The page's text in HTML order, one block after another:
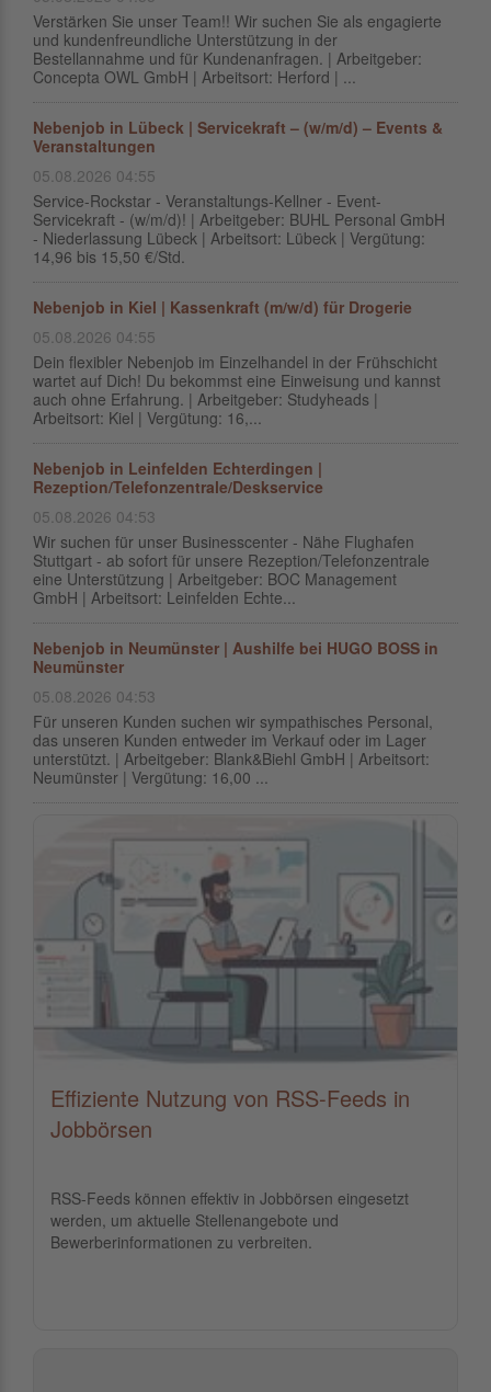
Verstärken Sie unser Team!! Wir suchen Sie als engagierte
und kundenfreundliche Unterstützung in der
Bestellannahme und für Kundenanfragen. | Arbeitgeber:
Concepta OWL GmbH | Arbeitsort: Herford | ...
Nebenjob in Lübeck | Servicekraft – (w/m/d) – Events &
Veranstaltungen
05.08.2026 04:55
Service-Rockstar - Veranstaltungs-Kellner - Event-
Servicekraft - (w/m/d)! | Arbeitgeber: BUHL Personal GmbH
- Niederlassung Lübeck | Arbeitsort: Lübeck | Vergütung:
14,96 bis 15,50 €/Std.
Nebenjob in Kiel | Kassenkraft (m/w/d) für Drogerie
05.08.2026 04:55
Dein flexibler Nebenjob im Einzelhandel in der Frühschicht
wartet auf Dich! Du bekommst eine Einweisung und kannst
auch ohne Erfahrung. | Arbeitgeber: Studyheads |
Arbeitsort: Kiel | Vergütung: 16,...
Nebenjob in Leinfelden Echterdingen |
Rezeption/Telefonzentrale/Deskservice
05.08.2026 04:53
Wir suchen für unser Businesscenter - Nähe Flughafen
Stuttgart - ab sofort für unsere Rezeption/Telefonzentrale
eine Unterstützung | Arbeitgeber: BOC Management
GmbH | Arbeitsort: Leinfelden Echte...
Nebenjob in Neumünster | Aushilfe bei HUGO BOSS in
Neumünster
05.08.2026 04:53
Für unseren Kunden suchen wir sympathisches Personal,
das unseren Kunden entweder im Verkauf oder im Lager
unterstützt. | Arbeitgeber: Blank&Biehl GmbH | Arbeitsort:
Neumünster | Vergütung: 16,00 ...
Effiziente Nutzung von RSS-Feeds in
Jobbörsen
RSS-Feeds können effektiv in Jobbörsen eingesetzt
werden, um aktuelle Stellenangebote und
Bewerberinformationen zu verbreiten.